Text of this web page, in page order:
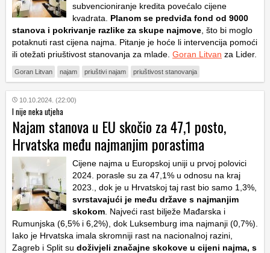
subvencioniranje kredita povećalo cijene
kvadrata. Planom se predviđa fond od 9000
stanova i pokrivanje razlike za skupe najmove , što bi moglo
potaknuti rast cijena najma. Pitanje je hoće li intervencija pomoći
ili otežati priuštivost stanovanja za mlade. Goran Litvan za Lider.
Goran Litvan najam priuštivi najam priuštivost stanovanja
10.10.2024. (22:00)
I nije neka utjeha
Najam stanova u EU skočio za 47,1 posto,
Hrvatska među najmanjim porastima
Cijene najma u Europskoj uniji u prvoj polovici
2024. porasle su za 47,1% u odnosu na kraj
2023., dok je u Hrvatskoj taj rast bio samo 1,3%,
svrstavajući je među države s najmanjim
skokom . Najveći rast bilježe Mađarska i
Rumunjska (6,5% i 6,2%), dok Luksemburg ima najmanji (0,7%).
Iako je Hrvatska imala skromniji rast na nacionalnoj razini,
Zagreb i Split su doživjeli značajne skokove u cijeni najma, s